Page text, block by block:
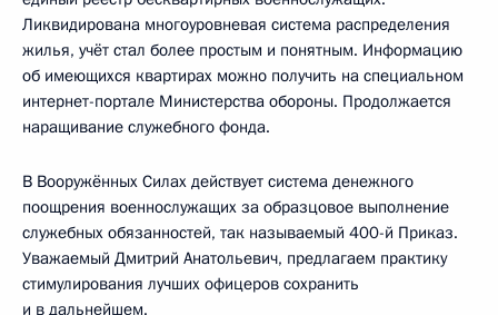
Ликвидирована многоуровневая система распределения
жилья, учёт стал более простым и понятным. Информацию
об имеющихся квартирах можно получить на специальном
интернет-портале Министерства обороны. Продолжается
наращивание служебного фонда.
В Вооружённых Силах действует система денежного
поощрения военнослужащих за образцовое выполнение
служебных обязанностей, так называемый 400-й Приказ.
Уважаемый Дмитрий Анатольевич, предлагаем практику
стимулирования лучших офицеров сохранить
и в дальнейшем.